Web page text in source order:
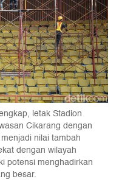
letak Stadion
Cikarang dengan
nilai tambah
dengan wilayah
potensi menghadirkan
besar.